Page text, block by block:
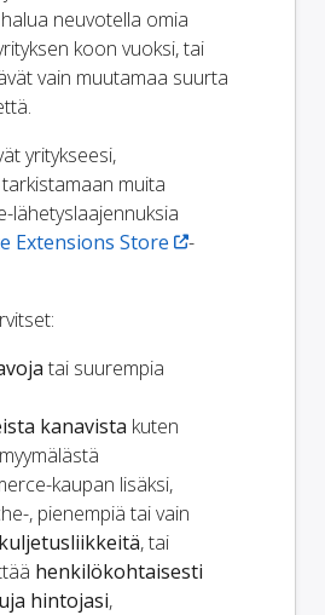
neuvotella omia
koon vuoksi, tai
vain muutamaa suurta
yritykseesi,
muita
lähetyslaajennuksia
Extensions Store
-
tai suurempia
kanavista kuten
kaupan lisäksi,
, pienempiä tai vain
, tai
henkilökohtaisesti
hintojasi,